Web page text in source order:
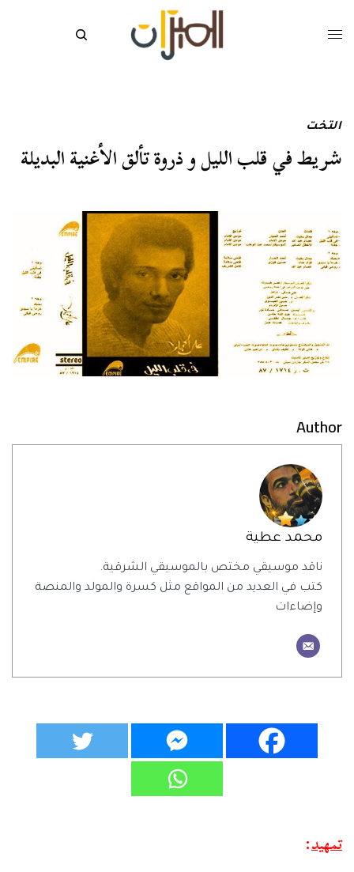
التخت
شريط في قلب الليل و ذروة تألق الأغنية البديلة
Author
محمد عطية
ناقد موسيقي مختص بالموسيقي الشرقية.
كتب في العديد من المواقع مثل كسرة والمولد والمنصة
وإضاءات
تمهيد: